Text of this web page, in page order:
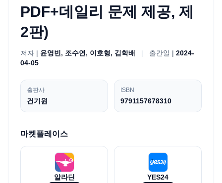
PDF+데일리 문제 제공, 제
2판)
저자 | 윤영빈, 조수연, 이호형, 김학배 | 출간일 | 2024-
04-05
출판사
건기원
ISBN
9791157678310
마켓플레이스
알라딘 YES24